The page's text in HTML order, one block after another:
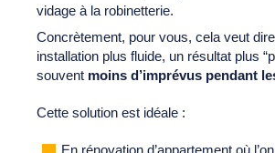
vidage à la robinetterie.
Concrètement, pour vous, cela veut
installation plus fluide, un résultat plus
souvent moins d’imprévus pendant
Cette solution est idéale :
En rénovation d’appartement où